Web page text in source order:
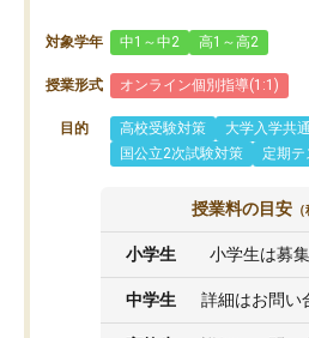
対象学年 中1～中2 高1～高2
授業形式 オンライン個別指導(1:1)
目的 高校受験対策
大学入学共
国公立2次試験対策
定期
授業料の目安
小学生 小学生は募
中学生 詳細はお問い